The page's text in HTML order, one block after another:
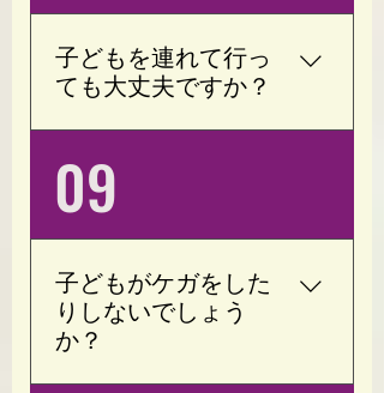
在のお身体の状態を確認
したうえで、無理のない
範囲でトレーニングをご
提案いたします。 ※治療
中や強い痛みがある場合
は、事前にご相談くださ
い。
レーニング未経験者で
す。 年齢ではなく、お身
体の状態に合わせてトレ
ーニング内容を調整いた
しますので、60代以上の
方も安心してご利用いた
だけます。
子どもを連れて行っ
ても大丈夫ですか？
予約制・完全個室ですの
で、周りを気にすること
なくお子様と一緒にお過
ごしいただけます。 ご予
約の際にお気軽にお知ら
せください。
09
子どもがケガをした
りしないでしょう
か？